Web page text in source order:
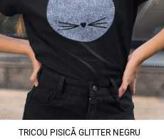
TRICOU PISICĂ GLITTER NEGRU